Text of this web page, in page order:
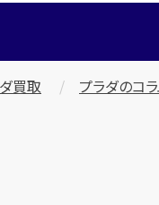
買取 プラダのコ